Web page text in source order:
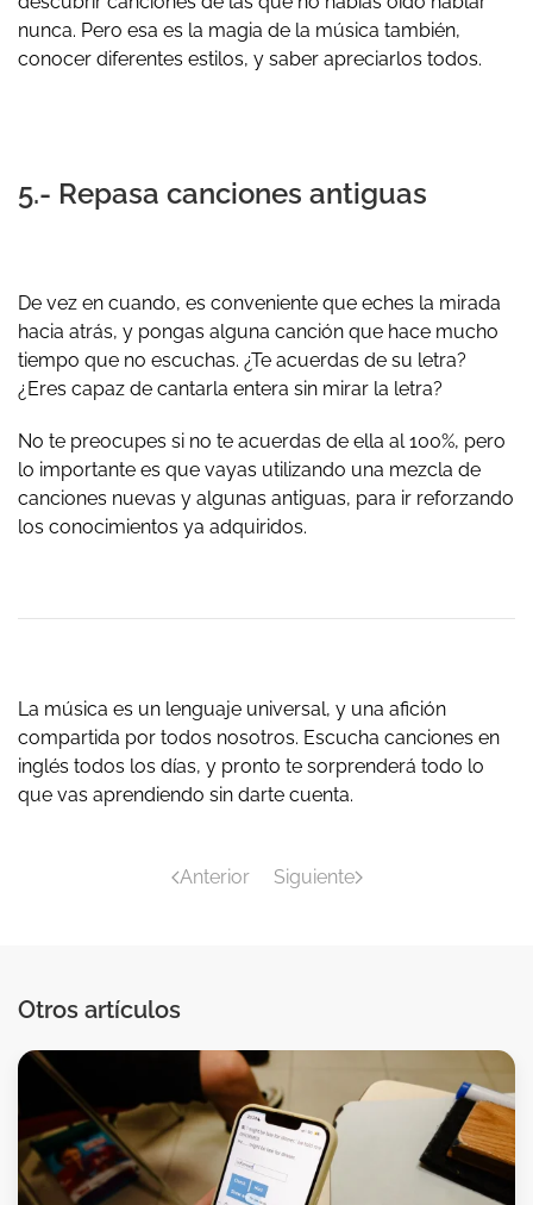
nunca. Pero esa es la magia de la música también,
conocer diferentes estilos, y saber apreciarlos todos.
5.- Repasa canciones antiguas
De vez en cuando, es conveniente que eches la mirada
hacia atrás, y pongas alguna canción que hace mucho
tiempo que no escuchas. ¿Te acuerdas de su letra?
¿Eres capaz de cantarla entera sin mirar la letra?
No te preocupes si no te acuerdas de ella al 100%, pero
lo importante es que vayas utilizando una mezcla de
canciones nuevas y algunas antiguas, para ir reforzando
los conocimientos ya adquiridos.
La música es un lenguaje universal, y una afición
compartida por todos nosotros. Escucha canciones en
inglés todos los días, y pronto te sorprenderá todo lo
que vas aprendiendo sin darte cuenta.
Anterior Siguiente
Otros artículos